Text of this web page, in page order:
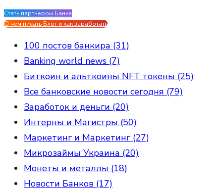
Стать партнером Банка
О чем писать Блог и как заработать
100 постов банкира (31)
Banking world news (7)
Биткоин и альткоины NFT токены (25)
Все банковские новости сегодня (79)
Заработок и деньги (20)
Интерны и Магистры (50)
Маркетинг и Маркетинг (27)
Микрозаймы Украина (20)
Монеты и металлы (18)
Новости Банков (17)